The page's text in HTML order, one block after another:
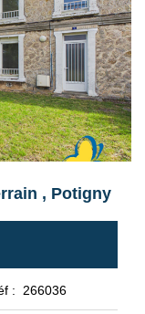
, Potigny
: 266036